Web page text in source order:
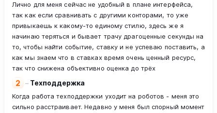
Лично для меня сейчас не удобный в плане интерфейса,
так как если сравнивать с другими конторами, то уже
привыкаешь к какому-то единому стилю, здесь же я
начинаю теряться и бывает трачу драгоценные секунды на
то, чтобы найти событие, ставку и не успеваю поставить, а
как мы знаем что в ставках время очень ценный ресурс,
так что снижена объективно оценка до трёх
2 – Техподдержка
Когда работа техподдержки уходит на роботов - меня это
сильно расстраивает. Недавно у меня был спорный момент